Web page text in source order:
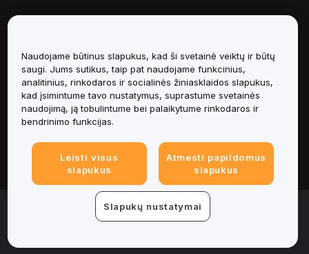
Paslaugos
Pagalba
Produktai
Teisinė informacija
© 2025-2026 Bybit.eu. All rights reserved.
Naudojame būtinus slapukus, kad ši svetainė veiktų ir būtų
saugi. Jums sutikus, taip pat naudojame funkcinius,
analitinius, rinkodaros ir socialinės žiniasklaidos slapukus,
kad įsimintume tavo nustatymus, suprastume svetainės
naudojimą, ją tobulintume bei palaikytume rinkodaros ir
bendrinimo funkcijas.
Leisti visus
slapukus
Atmesti papildomus
slapukus
Slapukų nustatymai